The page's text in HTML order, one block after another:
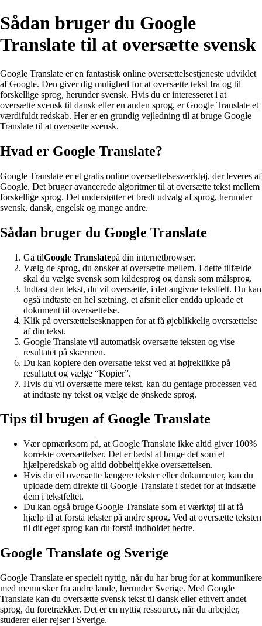
Sådan bruger du Google
Translate til at oversætte svensk
Google Translate er en fantastisk online oversættelsestjeneste udviklet
af Google. Den giver dig mulighed for at oversætte tekst fra og til
forskellige sprog, herunder svensk. Hvis du er interesseret i at
oversætte svensk til dansk eller en anden sprog, er Google Translate et
værdifuldt redskab. Her er en grundig vejledning til at bruge Google
Translate til at oversætte svensk.
Hvad er Google Translate?
Google Translate er et gratis online oversættelsesværktøj, der leveres af
Google. Det bruger avancerede algoritmer til at oversætte tekst mellem
forskellige sprog. Det understøtter et bredt udvalg af sprog, herunder
svensk, dansk, engelsk og mange andre.
Sådan bruger du Google Translate
Gå tilGoogle Translatepå din internetbrowser.
Vælg de sprog, du ønsker at oversætte mellem. I dette tilfælde
skal du vælge svensk som kildesprog og dansk som målsprog.
Indtast den tekst, du vil oversætte, i det angivne tekstfelt. Du kan
også indtaste en hel sætning, et afsnit eller endda uploade et
dokument til oversættelse.
Klik på oversættelsesknappen for at få øjeblikkelig oversættelse
af din tekst.
Google Translate vil automatisk oversætte teksten og vise
resultatet på skærmen.
Du kan kopiere den oversatte tekst ved at højreklikke på
resultatet og vælge “Kopier”.
Hvis du vil oversætte mere tekst, kan du gentage processen ved
at indtaste ny tekst og vælge de ønskede sprog.
Tips til brugen af Google Translate
Vær opmærksom på, at Google Translate ikke altid giver 100%
korrekte oversættelser. Det er bedst at bruge det som et
hjælperedskab og altid dobbelttjekke oversættelsen.
Hvis du vil oversætte længere tekster eller dokumenter, kan du
uploade dem direkte til Google Translate i stedet for at indsætte
dem i tekstfeltet.
Du kan også bruge Google Translate som et værktøj til at få
hjælp til at forstå tekster på andre sprog. Ved at oversætte teksten
til dit eget sprog kan du forstå indholdet bedre.
Google Translate og Sverige
Google Translate er specielt nyttig, når du har brug for at kommunikere
med mennesker fra andre lande, herunder Sverige. Med Google
Translate kan du oversætte svensk tekst til dansk eller ethvert andet
sprog, du foretrækker. Det er en nyttig ressource, når du arbejder,
studerer eller rejser i Sverige.